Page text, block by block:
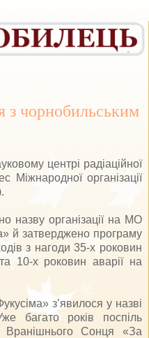
з чорнобильським
центрі радіаційної
Міжнародної організації
назву організації на МО
й затверджено програму
з нагоди 35-х роковин
10-х роковин аварії на
з’явилося у назві
багато років поспіль
Вранішнього Сонця «За